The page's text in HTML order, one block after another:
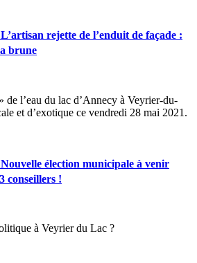
rejette de l’enduit de façade :
brune
l’eau du lac d’Annecy à Veyrier-du-
et d’exotique ce vendredi 28 mai 2021.
élection municipale à venir
conseillers !
à Veyrier du Lac ?